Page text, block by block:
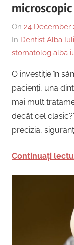
On 24 December
In Dentist Alba
stomatolog alba
O investiție în
pacienți, una
mai mult
decât cel
precizia,
Continuați